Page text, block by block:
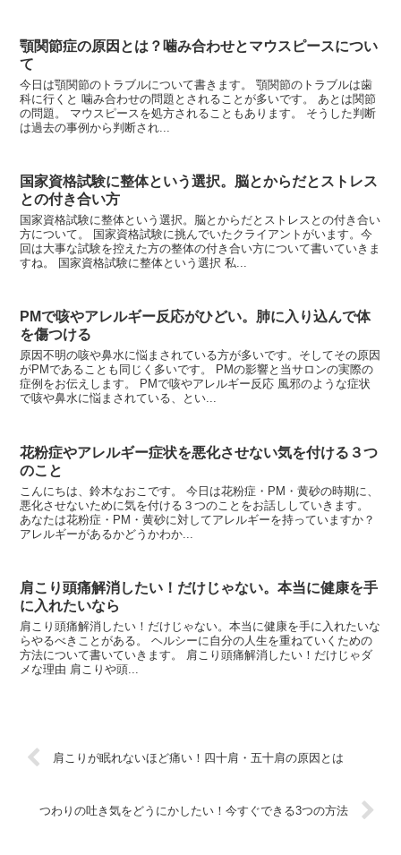
顎関節症の原因とは？噛み合わせとマウスピースについ
て
今日は顎関節のトラブルについて書きます。 顎関節のトラブルは歯
科に行くと 噛み合わせの問題とされることが多いです。 あとは関節
の問題。 マウスピースを処方されることもあります。 そうした判断
は過去の事例から判断され...
国家資格試験に整体という選択。脳とからだとストレス
との付き合い方
国家資格試験に整体という選択。脳とからだとストレスとの付き合い
方について。 国家資格試験に挑んでいたクライアントがいます。今
回は大事な試験を控えた方の整体の付き合い方について書いていきま
すね。 国家資格試験に整体という選択 私...
PMで咳やアレルギー反応がひどい。肺に入り込んで体
を傷つける
原因不明の咳や鼻水に悩まされている方が多いです。そしてその原因
がPMであることも同じく多いです。 PMの影響と当サロンの実際の
症例をお伝えします。 PMで咳やアレルギー反応 風邪のような症状
で咳や鼻水に悩まされている、とい...
花粉症やアレルギー症状を悪化させない気を付ける３つ
のこと
こんにちは、鈴木なおこです。 今日は花粉症・PM・黄砂の時期に、
悪化させないために気を付ける３つのことをお話ししていきます。
あなたは花粉症・PM・黄砂に対してアレルギーを持っていますか？
アレルギーがあるかどうかわか...
肩こり頭痛解消したい！だけじゃない。本当に健康を手
に入れたいなら
肩こり頭痛解消したい！だけじゃない。本当に健康を手に入れたいな
らやるべきことがある。 ヘルシーに自分の人生を重ねていくための
方法について書いていきます。 肩こり頭痛解消したい！だけじゃダ
メな理由 肩こりや頭...
肩こりが眠れないほど痛い！四十肩・五十肩の原因とは
つわりの吐き気をどうにかしたい！今すぐできる3つの方法